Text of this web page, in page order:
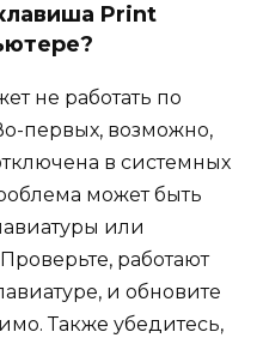
Print
не работать по
первых, возможно,
в системных
может быть
или
работают
и обновите
Также убедитесь,